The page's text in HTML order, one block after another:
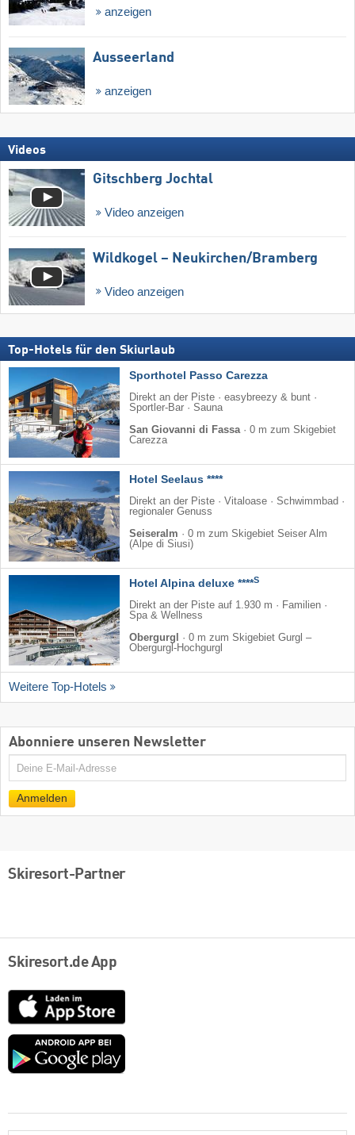
anzeigen
Ausseerland
anzeigen
Videos
Gitschberg Jochtal
Video anzeigen
Wildkogel – Neukirchen/​Bramberg
Video anzeigen
Top-Hotels für den Skiurlaub
Sporthotel Passo Carezza
Direkt an der Piste · easybreezy & bunt ·
Sportler-Bar · Sauna
San Giovanni di Fassa· 0 m zum Skigebiet
Carezza
Hotel Seelaus ****
Direkt an der Piste · Vitaloase · Schwimmbad ·
regionaler Genuss
Seiseralm · 0 m zum Skigebiet Seiser Alm
(Alpe di Siusi)
Hotel Alpina deluxe ****S
Direkt an der Piste auf 1.930 m · Familien ·
Spa & Wellness
Obergurgl
· 0 m zum Skigebiet Gurgl –
Obergurgl-Hochgurgl
Weitere Top-Hotels
Abonniere unseren Newsletter
E-
Anmelden
Skiresort-Partner
Skiresort.de App
App
Store
Google